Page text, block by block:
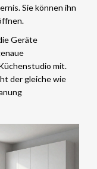
Sie können ihn
Geräte
mit.
der gleiche wie